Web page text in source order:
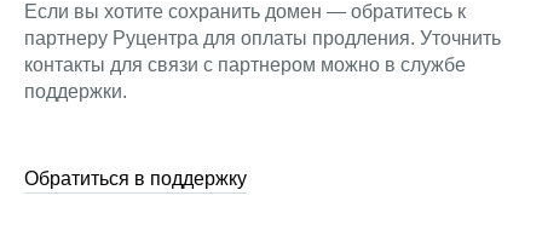
Если вы хотите сохранить домен — обратитесь к
партнеру Руцентра для оплаты продления. Уточнить
контакты для связи с партнером можно в службе
поддержки.
Обратиться в поддержку